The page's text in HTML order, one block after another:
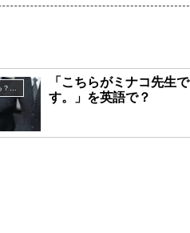
「こちらがミナコ先生で
す。」を英語で？